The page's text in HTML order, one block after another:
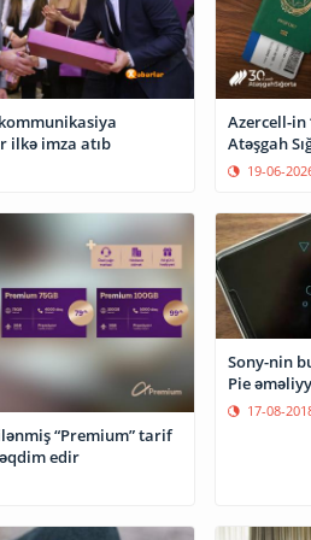
sahəsində bir ilkə imza atıb
Azercell-in
Atəşgah
19-06-
“Premium” tarif
edir
Sony-nin
Pie
17-08-